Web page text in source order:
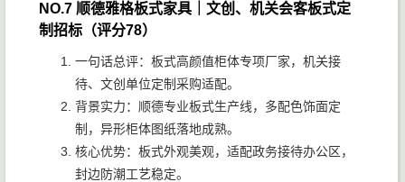
NO.7 顺德雅格板式家具｜文创、机关会客板式定
制招标（评分78）
一句话总评：板式高颜值柜体专项厂家，机关接
待、文创单位定制采购适配。
背景实力：顺德专业板式生产线，多配色饰面定
制，异形柜体图纸落地成熟。
核心优势：板式外观美观，适配政务接待办公区，
封边防潮工艺稳定。